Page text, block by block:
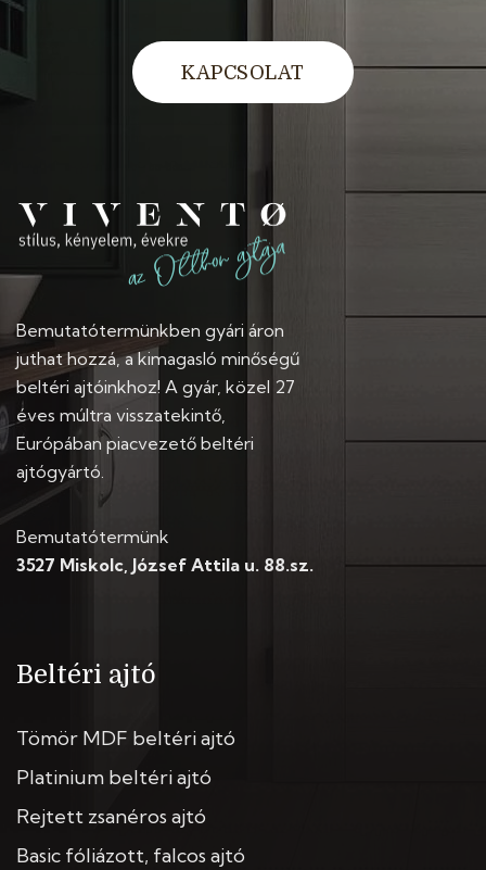
KAPCSOLAT
Bemutatótermünkben gyári áron
juthat hozzá, a kimagasló minőségű
beltéri ajtóinkhoz! A gyár, közel 27
éves múltra visszatekintő,
Európában piacvezető beltéri
ajtógyártó.
Bemutatótermünk
3527 Miskolc, József Attila u. 88.sz.
Beltéri ajtó
Tömör MDF beltéri ajtó
Platinium beltéri ajtó
Rejtett zsanéros ajtó
Basic fóliázott, falcos ajtó